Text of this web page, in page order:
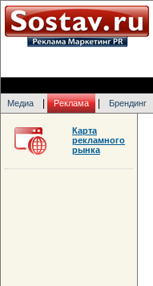
Медиа Реклама Брендинг
Карта
рекламного
рынка